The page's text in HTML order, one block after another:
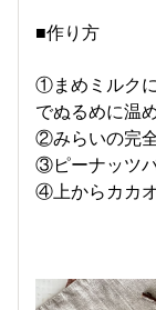
■作り方
①まめミルク
でぬるめに温め
②みらいの完
③ピーナッツ
④上からカカ